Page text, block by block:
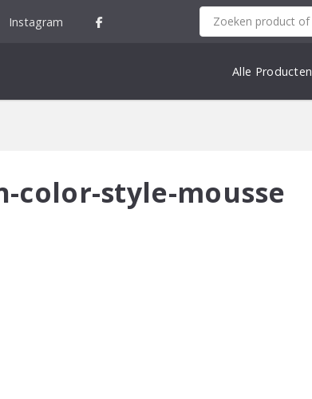
Instagram
Alle Producten
color-style-mousse